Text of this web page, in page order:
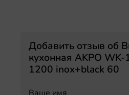
Добавить отзыв об
кухонная AKPO WK-
1200 inox+black 60